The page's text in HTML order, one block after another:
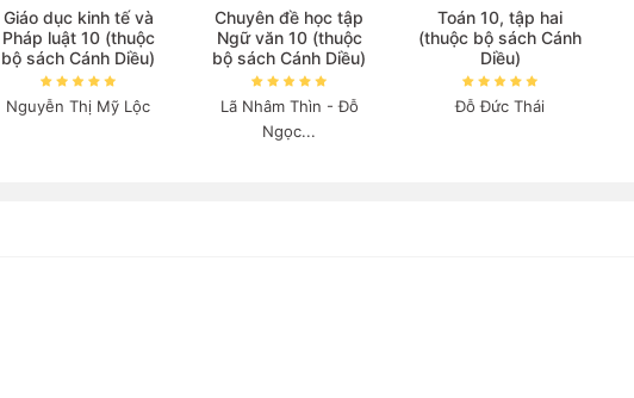
Giáo dục kinh tế và
Pháp luật 10 (thuộc
bộ sách Cánh Diều)
Nguyễn Thị Mỹ Lộc
Chuyên đề học tập
Ngữ văn 10 (thuộc
bộ sách Cánh Diều)
Lã Nhâm Thìn - Đỗ
Ngọc...
Toán 10, tập hai
(thuộc bộ sách Cánh
Diều)
Đỗ Đức Thái